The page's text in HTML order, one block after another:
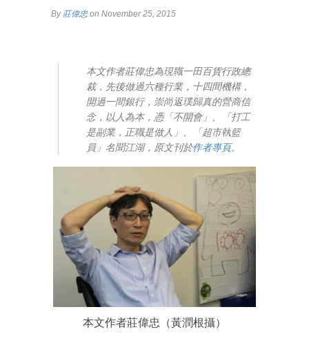
By 莊偉忠 on November 25, 2015
本文作者莊偉忠為現職一田百貨行政總
裁，先後做過六種行業，十四間機構，
開過一間銀行，崇尚返璞歸真的營商信
念，以人為本，憑「不開會」、「打工
是副業，正職是做人」、「超市執籃
員」名聞江湖，原文刊於作者專頁。
本文作者莊偉忠（黃潤根攝）